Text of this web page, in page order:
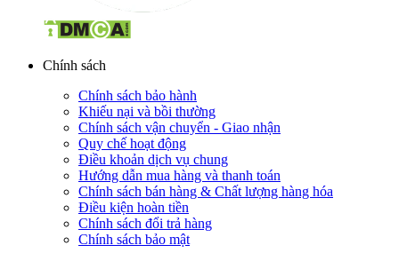
Chính sách
Chính sách bảo hành
Khiếu nại và bồi thường
Chính sách vận chuyển - Giao nhận
Quy chế hoạt động
Điều khoản dịch vụ chung
Hướng dẫn mua hàng và thanh toán
Chính sách bán hàng & Chất lượng hàng hóa
Điều kiện hoàn tiền
Chính sách đổi trả hàng
Chính sách bảo mật